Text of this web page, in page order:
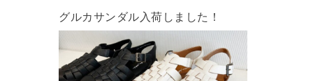
グルカサンダル入荷しました！